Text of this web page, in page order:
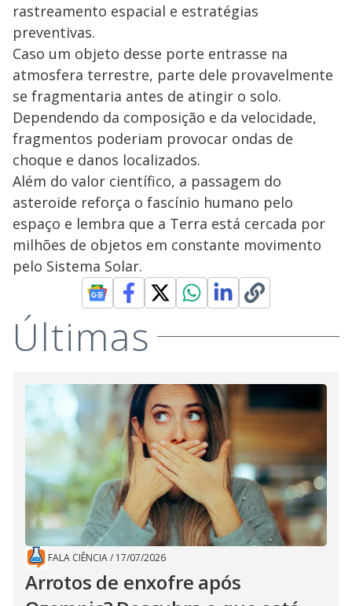
rastreamento espacial e estratégias
preventivas.
Caso um objeto desse porte entrasse na
atmosfera terrestre, parte dele provavelmente
se fragmentaria antes de atingir o solo.
Dependendo da composição e da velocidade,
fragmentos poderiam provocar ondas de
choque e danos localizados.
Além do valor científico, a passagem do
asteroide reforça o fascínio humano pelo
espaço e lembra que a Terra está cercada por
milhões de objetos em constante movimento
pelo Sistema Solar.
Últimas
FALA CIÊNCIA/ 17/07/2026
Arrotos de enxofre após